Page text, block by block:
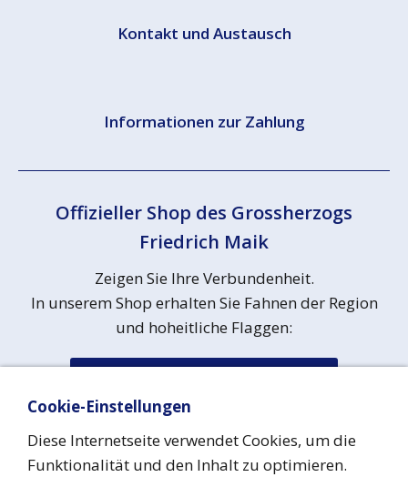
Kontakt und Austausch
Informationen zur Zahlung
Offizieller Shop des Grossherzogs
Friedrich Maik
Zeigen Sie Ihre Verbundenheit.
In unserem Shop erhalten Sie Fahnen der Region
und hoheitliche Flaggen:
Überregionaler Online-Marktplatz
Cookie-Einstellungen
Diese Internetseite verwendet Cookies, um die
Funktionalität und den Inhalt zu optimieren.